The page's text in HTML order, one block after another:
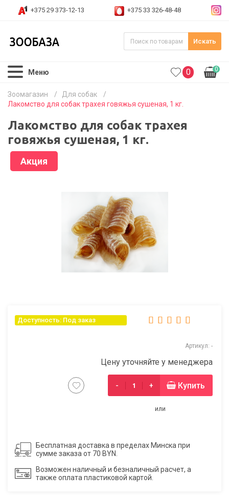
+375 29 373-12-13 +375 33 326-48-48
Искать
Меню 0 0
Зоомагазин / Для собак
/
Лакомство для собак трахея говяжья сушеная, 1 кг.
Лакомство для собак трахея
говяжья сушеная, 1 кг.
Акция
Доступность: Под заказ
Артикул: -
Цену уточняйте у менеджера
- + Купить
или
Бесплатная доставка в пределах Минска при
сумме заказа от 70 BYN.
Возможен наличный и безналичный расчет, а
также оплата пластиковой картой.